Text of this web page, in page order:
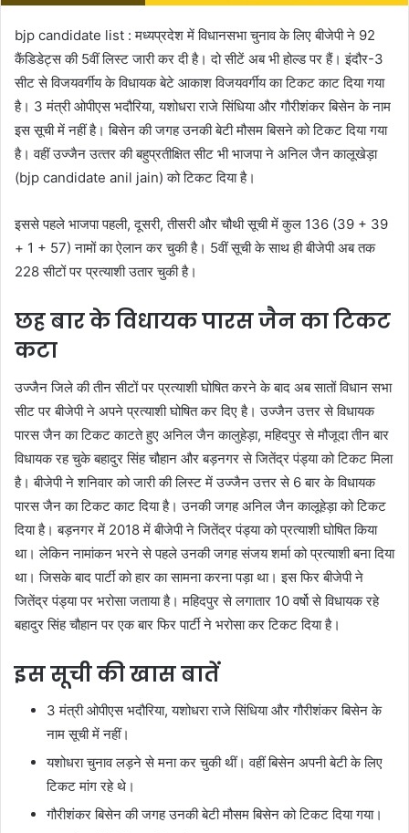
bjp candidate list : मध्यप्रदेश में विधानसभा चुनाव के लिए बीजेपी ने 92
कैंडिडेट्स की 5वीं लिस्ट जारी कर दी है। दो सीटें अब भी होल्ड पर हैं। इंदौर-3
सीट से विजयवर्गीय के विधायक बेटे आकाश विजयवर्गीय का टिकट काट दिया गया
है। 3 मंत्री ओपीएस भदौरिया, यशोधरा राजे सिंधिया और गौरीशंकर बिसेन के नाम
इस सूची में नहीं है। बिसेन की जगह उनकी बेटी मौसम बिसने को टिकट दिया गया
है। वहीं उज्‍जैन उत्‍तर की बहुप्रतीक्षित सीट भी भाजपा ने अनिल जैन कालूखेड़ा
(bjp candidate anil jain) को टिकट दिया है।
इससे पहले भाजपा पहली, दूसरी, तीसरी और चौथी सूची में कुल 136 (39 + 39
+ 1 + 57) नामों का ऐलान कर चुकी है। 5वीं सूची के साथ ही बीजेपी अब तक
228 सीटों पर प्रत्याशी उतार चुकी है।
छह बार के विधायक पारस जैन का टिकट
कटा
उज्जैन जिले की तीन सीटों पर प्रत्याशी घोषित करने के बाद अब सातों विधान सभा
सीट पर बीजेपी ने अपने प्रत्याशी घोषित कर दिए है। उज्जैन उत्तर से विधायक
पारस जैन का टिकट काटते हुए अनिल जैन कालुहेड़ा, महिदपुर से मौजूदा तीन बार
विधायक रह चुके बहादुर सिंह चौहान और बड़नगर से जितेंद्र पंड्या को टिकट मिला
है। बीजेपी ने शनिवार को जारी की लिस्ट में उज्जैन उत्तर से 6 बार के विधायक
पारस जैन का टिकट काट दिया है। उनकी जगह अनिल जैन कालूहेड़ा को टिकट
दिया है। बड़नगर में 2018 में बीजेपी ने जितेंद्र पंड्या को प्रत्याशी घोषित किया
था। लेकिन नामांकन भरने से पहले उनकी जगह संजय शर्मा को प्रत्याशी बना दिया
था। जिसके बाद पार्टी को हार का सामना करना पड़ा था। इस फिर बीजेपी ने
जितेंद्र पंड्या पर भरोसा जताया है। महिदपुर से लगातार 10 वर्षो से विधायक रहे
बहादुर सिंह चौहान पर एक बार फिर पार्टी ने भरोसा कर टिकट दिया है।
इस सूची की खास बातें
3 मंत्री ओपीएस भदौरिया, यशोधरा राजे सिंधिया और गौरीशंकर बिसेन के
नाम सूची में नहीं।
यशोधरा चुनाव लड़ने से मना कर चुकी थीं। वहीं बिसेन अपनी बेटी के लिए
टिकट मांग रहे थे।
गौरीशंकर बिसेन की जगह उनकी बेटी मौसम बिसेन को टिकट दिया गया।